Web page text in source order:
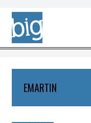
Skip to content
EMARTIN